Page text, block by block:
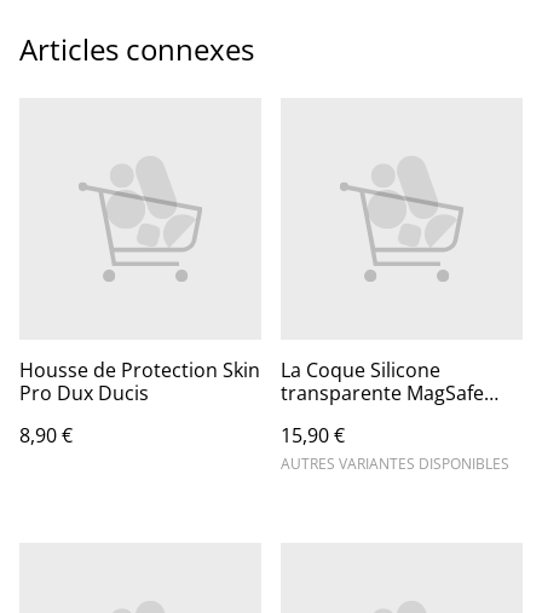
Articles connexes
Housse de Protection Skin
Pro Dux Ducis
8,90 €
La Coque Silicone
transparente MagSafe
15,90 €
AUTRES VARIANTES DISPONIBLES